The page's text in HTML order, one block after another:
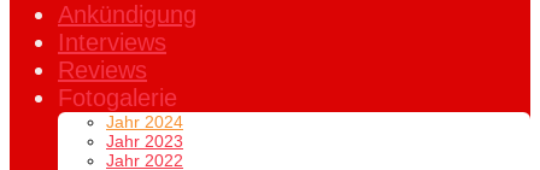
Ankündigung
Interviews
Reviews
Fotogalerie
Jahr 2024
Jahr 2023
Jahr 2022